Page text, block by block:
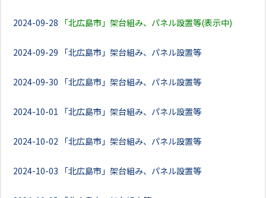
2024-09-28 「北広島市」架台組み、パネル設置等(表示中)
2024-09-29 「北広島市」架台組み、パネル設置等
2024-09-30 「北広島市」架台組み、パネル設置等
2024-10-01 「北広島市」架台組み、パネル設置等
2024-10-02 「北広島市」架台組み、パネル設置等
2024-10-03 「北広島市」架台組み、パネル設置等